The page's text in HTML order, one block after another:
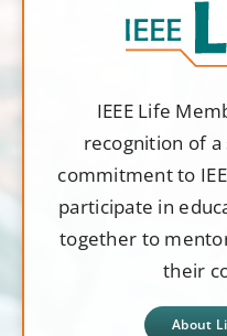
IEEE Life
recognition of
commitment to
participate in
together to
their
About